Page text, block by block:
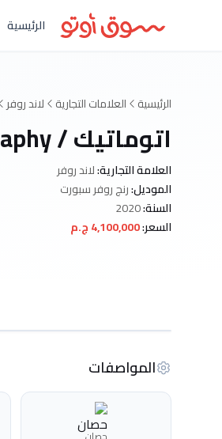
الرئيسية
الرئيسية العلامات التجارية لاند روفر
اتوماتيك / Autobiography
العلامة التجارية:لاند روفر
الموديل:رنج روفر سبورت
السنة:
السعر:4,100,000 ج.م
المواصفات